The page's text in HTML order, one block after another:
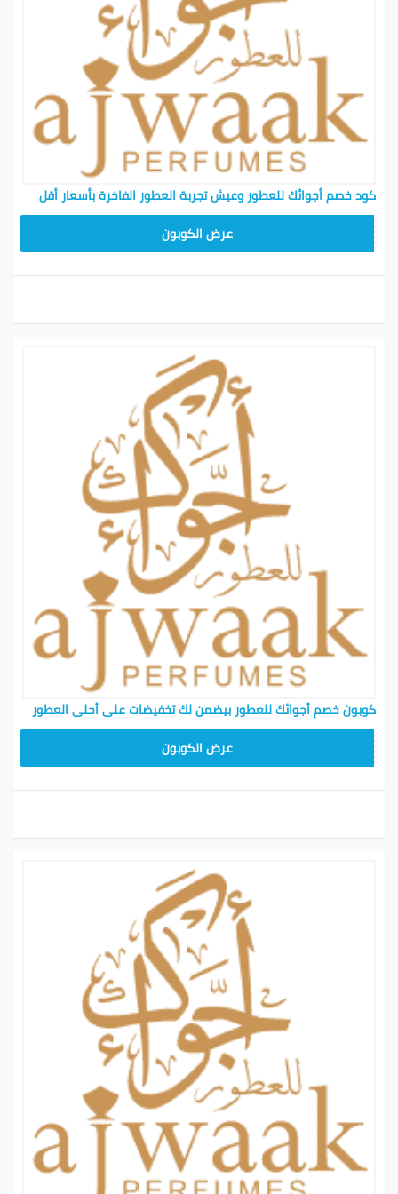
الوصف
خصم فوري
خصم يُطبق مباشرةً عند الشراء
إدخال بسيط للكود
خصومات حصرية
عروض مخصصة للزبائن
مجموعة متنوعة
خيارات عطرية متعددة
فرصة متكررة
إمكانية استخدام الكود أكثر من مرة
فلا تفوتوا هذه الفرصة وابدأوا تسوق عطوركم الآن مع كود
كود خصم أجوائك للعطور وعيش تجربة العطور الفاخرة بأسعار أقل
عرض الكوبون
كوبون خصم أجوائك للعطور بيضمن لك تخفيضات على أحلى العطور
عرض الكوبون